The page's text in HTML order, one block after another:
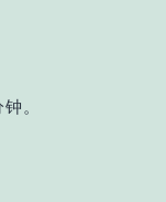
。